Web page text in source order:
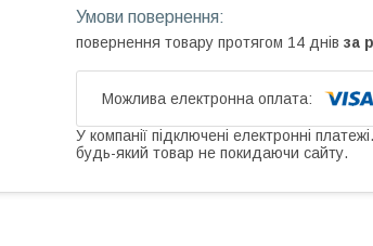
повернення товару протягом 14 днів за
У компанії підключені електронні
будь-який товар не покидаючи сайту.